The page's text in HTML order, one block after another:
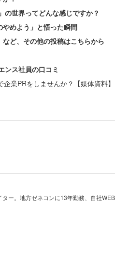
の世界ってどんな感じですか？
やめよう」と悟った瞬間
ど、その他の投稿はこちらから
ンス社員の口コミ
業PRをしませんか？【媒体資料】
ー。地方ゼネコンに13年勤務、自社